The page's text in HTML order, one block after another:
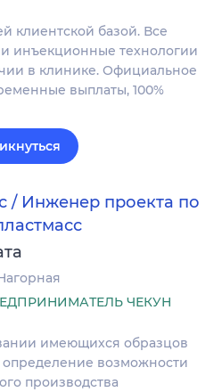
клиентской базой. Все
инъекционные технологии
в клинике. Официальное
выплаты, 100%
/ Инженер проекта по
ЧЕКУН
имеющихся образцов
возможности
производства